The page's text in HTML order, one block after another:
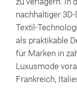
nachhaltiger
Textil-
als praktikable
für Marken in
Luxusmode
Frankreich,